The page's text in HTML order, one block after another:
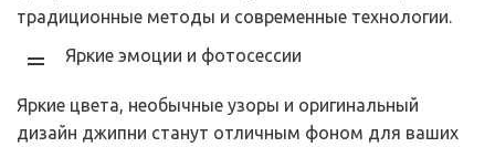
традиционные методы и современные технологии.
Яркие эмоции и фотосессии
Яркие цвета, необычные узоры и оригинальный
дизайн джипни станут отличным фоном для ваших